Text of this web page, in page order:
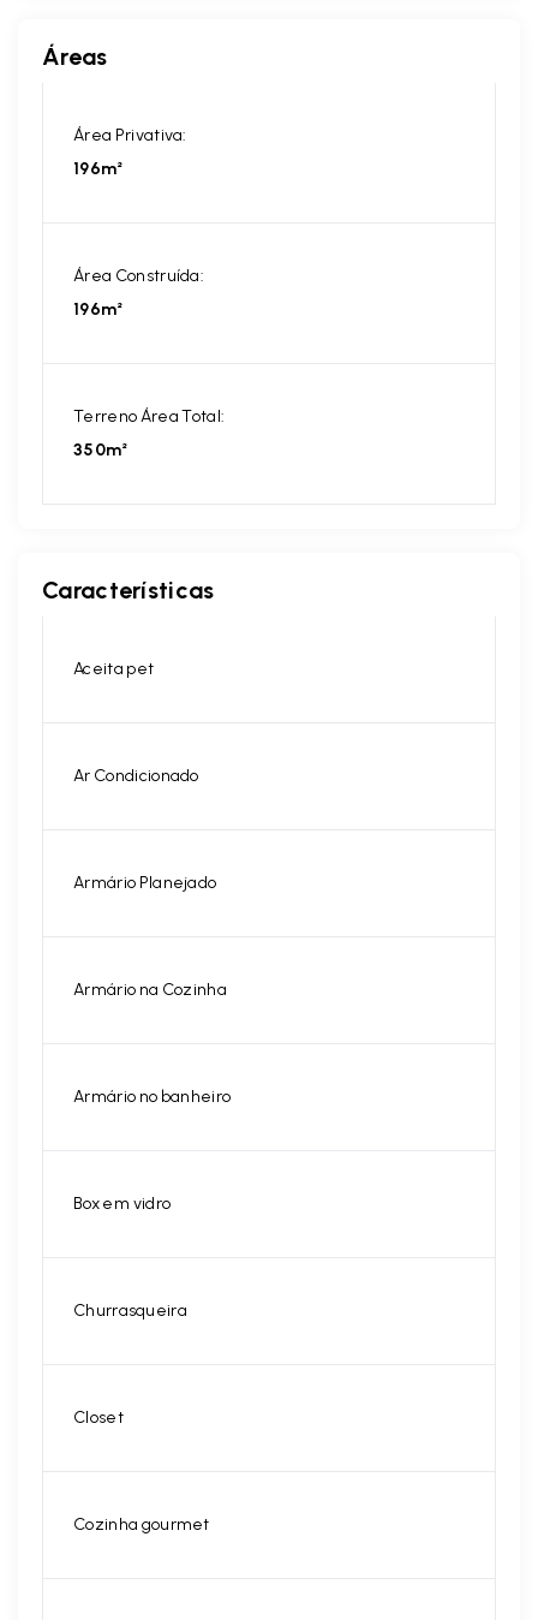
Áreas
Área Privativa:
196m²
Área Construída:
196m²
Terreno Área Total:
350m²
Características
Aceita pet
Ar Condicionado
Armário Planejado
Armário na Cozinha
Armário no banheiro
Box em vidro
Churrasqueira
Closet
Cozinha gourmet